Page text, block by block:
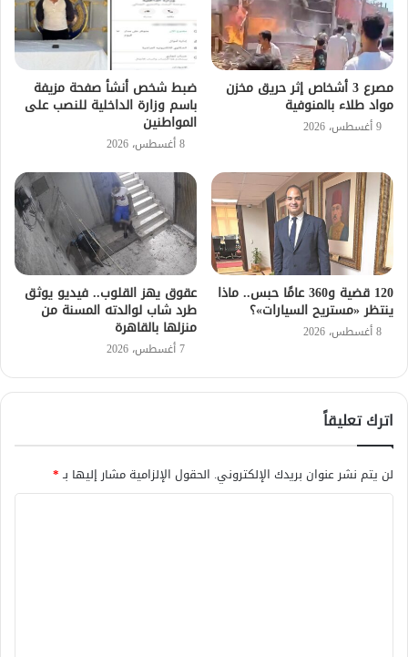
مصرع 3 أشخاص إثر حريق مخزن
مواد طلاء بالمنوفية
9 أغسطس، 2026
ضبط شخص أنشأ صفحة مزيفة
باسم وزارة الداخلية للنصب على
المواطنين
8 أغسطس، 2026
120 قضية و360 عامًا حبس.. ماذا
ينتظر «مستريح السيارات»؟
8 أغسطس، 2026
عقوق يهز القلوب.. فيديو يوثق
طرد شاب لوالدته المسنة من
منزلها بالقاهرة
7 أغسطس، 2026
اترك تعليقاً
لن يتم نشر عنوان بريدك الإلكتروني. الحقول الإلزامية مشار إليها بـ*